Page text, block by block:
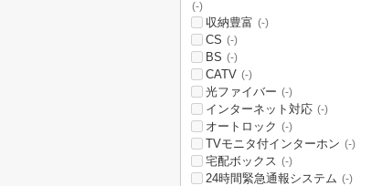
(-)
収納豊富 (-)
CS (-)
BS (-)
CATV (-)
光ファイバー (-)
インターネット対応 (-)
オートロック (-)
TVモニタ付インターホン (-)
宅配ボックス (-)
24時間緊急通報システム (-)